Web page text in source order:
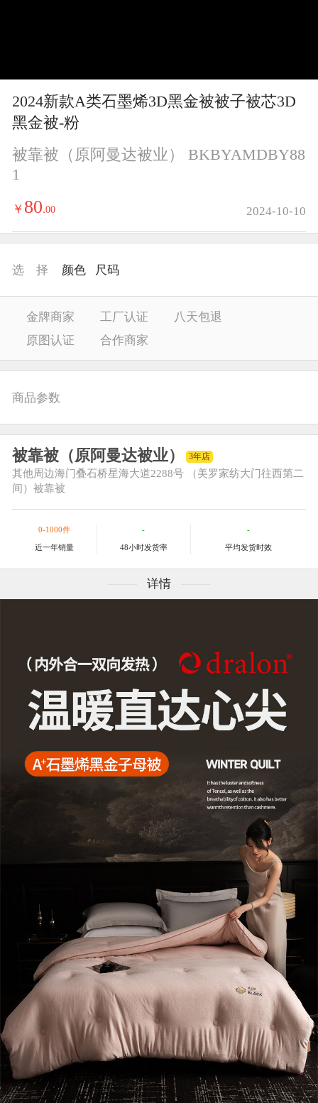
i
e
2024新款A类石墨烯3D黑金被被子被芯3D
黑金被-粉
被靠被（原阿曼达被业） BKBYAMDBY88
1
￥ 80.00 2024-10-10
选 择 颜色 尺码
金牌商家 工厂认证
八天包退
原图认证
合作商家
商品参数
被靠被（原阿曼达被业） 3年店
其他周边海门叠石桥星海大道2288号 （美罗家纺大门往西第二
间）被靠被
0-1000件
近一年销量
-
48小时发货率
-
平均发货时效
详情